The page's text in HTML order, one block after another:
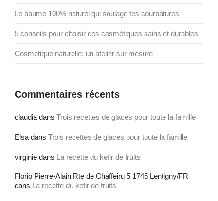
Le baume 100% naturel qui soulage tes courbatures
5 conseils pour choisir des cosmétiques sains et durables
Cosmétique naturelle; un atelier sur mesure
Commentaires récents
claudia dans Trois recettes de glaces pour toute la famille
Elsa dans Trois recettes de glaces pour toute la famille
virginie dans La recette du kefir de fruits
Florio Pierre-Alain Rte de Chaffeiru 5 1745 Lentigny/FR
dans La recette du kefir de fruits